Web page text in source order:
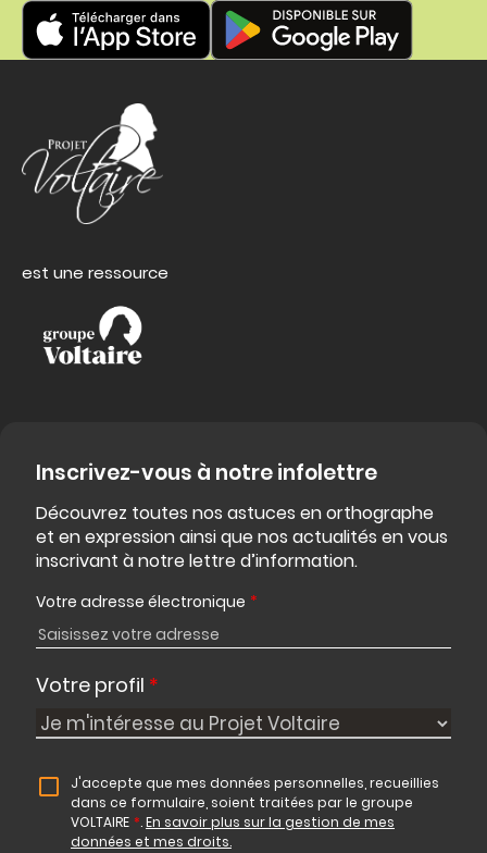
est une ressource
Inscrivez-vous à notre infolettre
Découvrez toutes nos astuces en orthographe
et en expression ainsi que nos actualités en vous
inscrivant à notre lettre d’information.
Votre adresse électronique *
Votre profil *
J'accepte que mes données personnelles, recueillies
dans ce formulaire, soient traitées par le groupe
VOLTAIRE *.En savoir plus sur la gestion de mes
données et mes droits.